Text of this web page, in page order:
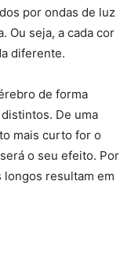
por ondas de luz
Ou seja, a cada cor
diferente.
de forma
De uma
mais curto for o
o seu efeito. Por
longos resultam em